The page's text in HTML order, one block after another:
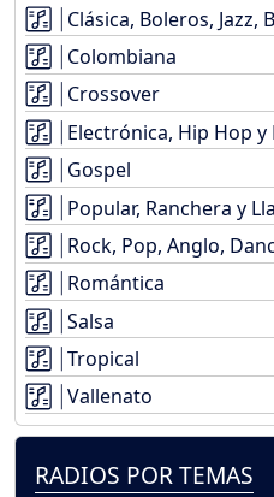
Clásica, Boleros, Jazz,
Colombiana
Crossover
Electrónica, Hip Hop y
Gospel
Popular, Ranchera y
Rock, Pop, Anglo,
Romántica
Salsa
Tropical
Vallenato
RADIOS POR TEMAS